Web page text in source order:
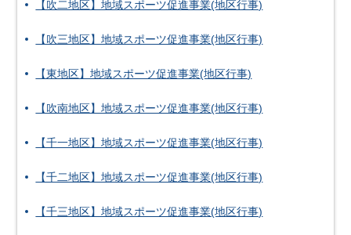
【吹二地区】地域スポーツ促進事業(地区行事)
【吹三地区】地域スポーツ促進事業(地区行事)
【東地区】地域スポーツ促進事業(地区行事)
【吹南地区】地域スポーツ促進事業(地区行事)
【千一地区】地域スポーツ促進事業(地区行事)
【千二地区】地域スポーツ促進事業(地区行事)
【千三地区】地域スポーツ促進事業(地区行事)